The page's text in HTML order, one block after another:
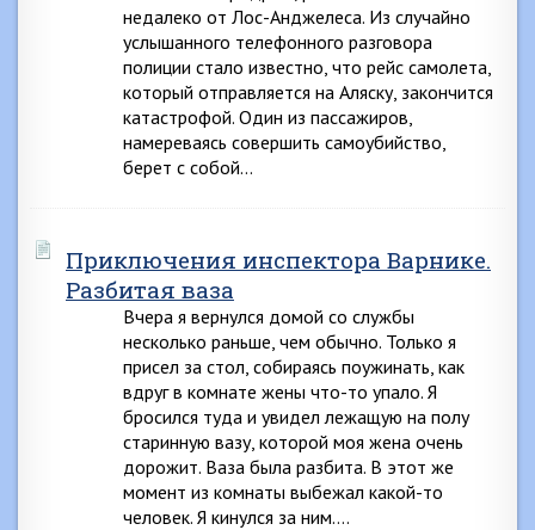
недалеко от Лос-Анджелеса. Из случайно
услышанного телефонного разговора
полиции стало известно, что рейс самолета,
который отправляется на Аляску, закончится
катастрофой. Один из пассажиров,
намереваясь совершить самоубийство,
берет с собой…
Приключения инспектора Варнике.
Разбитая ваза
Вчера я вернулся домой со службы
несколько раньше, чем обычно. Только я
присел за стол, собираясь поужинать, как
вдруг в комнате жены что-то упало. Я
бросился туда и увидел лежащую на полу
старинную вазу, которой моя жена очень
дорожит. Ваза была разбита. В этот же
момент из комнаты выбежал какой-то
человек. Я кинулся за ним….